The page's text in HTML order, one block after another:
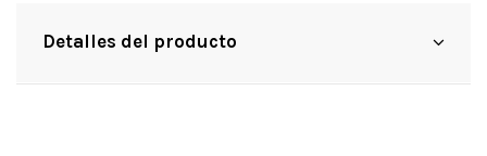
Detalles del producto